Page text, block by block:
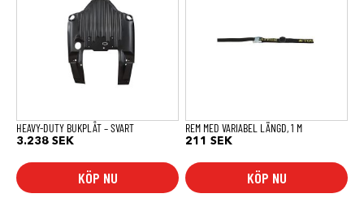
HEAVY-DUTY BUKPLÅT – SVART
3.238 SEK
KÖP NU
REM MED VARIABEL LÄNGD, 1 M
211 SEK
KÖP NU